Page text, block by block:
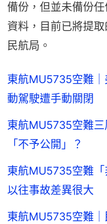
備份，但並未備份
資料，目前已將提
民航局。
東航MU5735空難
動駕駛遭手動關閉
東航MU5735空難
「不予公開」？
東航MU5735空難
以往事故差異很大
東航MU5735空難